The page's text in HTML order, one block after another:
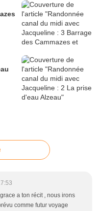
a ton récit , nous irons
comme futur voyage